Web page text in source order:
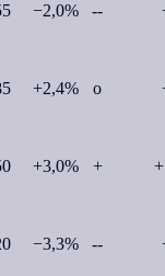
−2,0% --
+2,4% o
+3,0% +
−3,3% --